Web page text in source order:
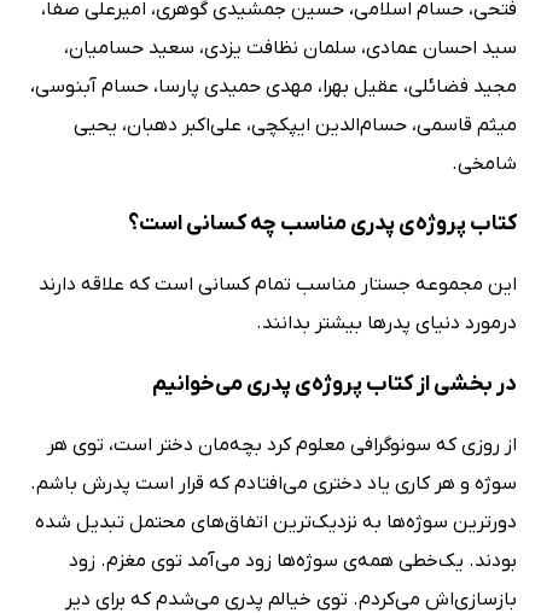
فتحی، حسام اسلامی، حسین جمشیدی گوهری، امیرعلی صفا،
سید احسان عمادی، سلمان نظافت یزدی، سعید حسامیان،
مجید فضائلی، عقیل بهرا، مهدی حمیدی پارسا، حسام آبنوسی،
میثم قاسمی، حسام‌الدین ایپکچی، علی‌اکبر دهبان، یحیی
شامخی.
کتاب پروژه‌ی پدری مناسب چه کسانی است؟
این مجموعه جستار مناسب تمام کسانی است که علاقه دارند
درمورد دنیای پدرها بیشتر بدانند.
در بخشی از کتاب پروژه‌ی پدری می‌خوانیم
از روزی که سونوگرافی معلوم کرد بچه‌‌مان دختر است، توی هر
سوژه و هر کاری یاد دختری می‌افتادم که قرار است پدرش باشم.
دورترین سوژه‌ها به نزدیک‌ترین اتفاق‌های محتمل تبدیل شده
بودند. یک‌خطی همه‌ی سوژه‌ها زود می‌آمد توی مغزم. زود
بازسازی‌اش می‌کردم. توی خیالم پدری می‌شدم که برای دیر